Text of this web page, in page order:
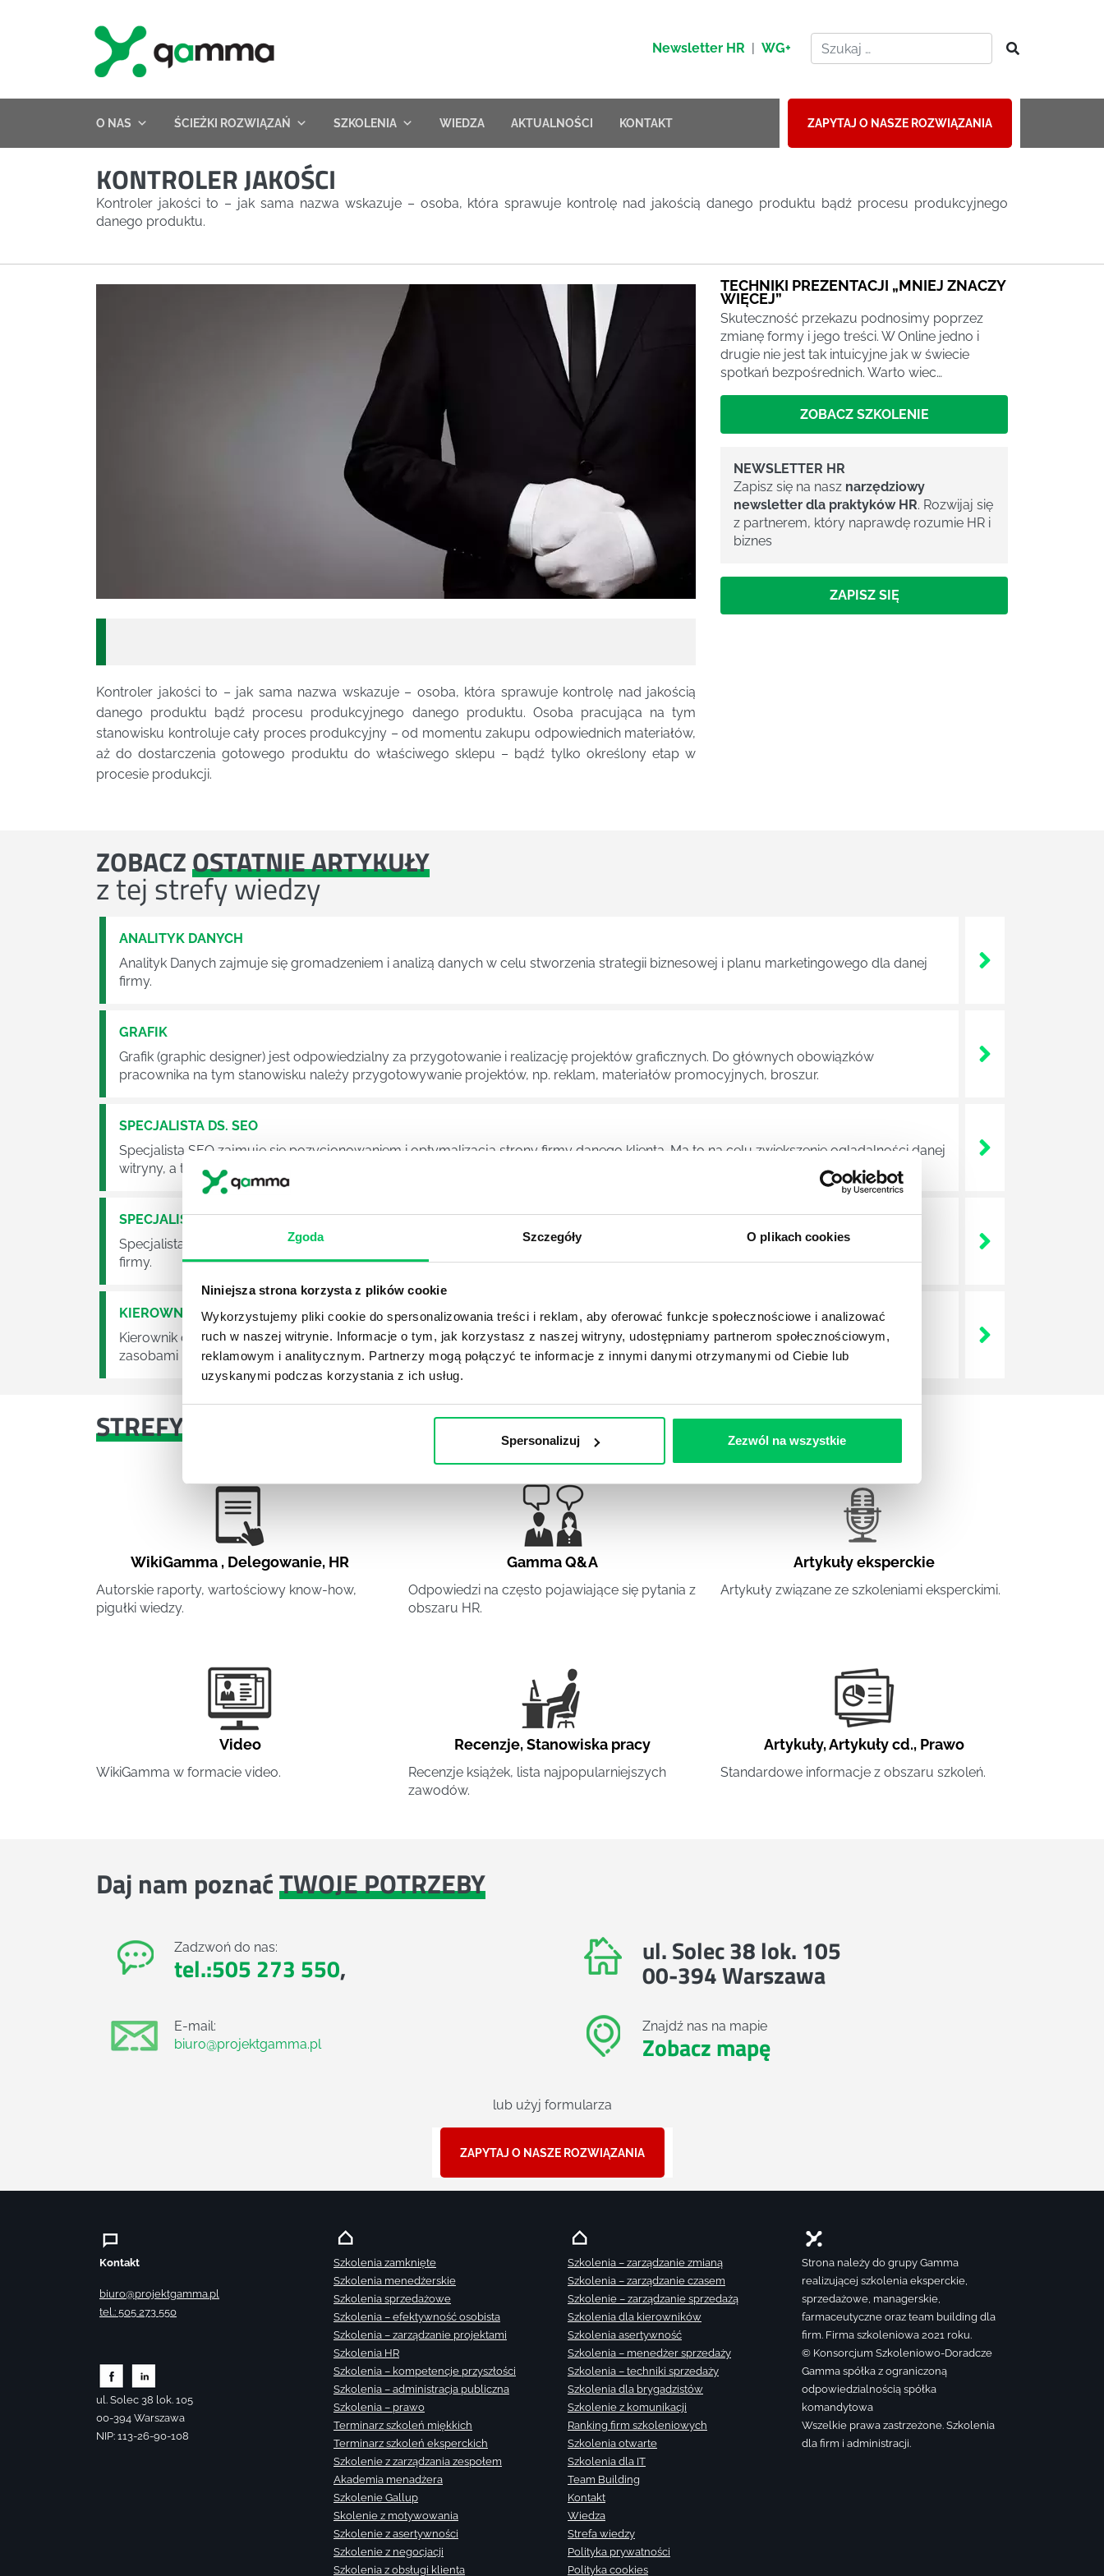
Zgoda Szczegóły O plikach cookies
Niniejsza strona korzysta z plików cookie
Wykorzystujemy pliki cookie do spersonalizowania treści i reklam, aby oferować funkcje społecznościowe i analizować
ruch w naszej witrynie. Informacje o tym, jak korzystasz z naszej witryny, udostępniamy partnerom społecznościowym,
reklamowym i analitycznym. Partnerzy mogą połączyć te informacje z innymi danymi otrzymanymi od Ciebie lub
uzyskanymi podczas korzystania z ich usług.
Spersonalizuj Zezwól na wszystkie
Newsletter HR | WG+
O NAS ŚCIEŻKI ROZWIĄZAŃ SZKOLENIA WIEDZA AKTUALNOŚCI KONTAKT ZAPYTAJ O NASZE ROZWIĄZANIA
KONTROLER JAKOŚCI
Kontroler jakości to – jak sama nazwa wskazuje – osoba, która sprawuje kontrolę nad jakością danego produktu bądź procesu produkcyjnego
danego produktu.
Kontroler jakości to – jak sama nazwa wskazuje – osoba, która sprawuje kontrolę nad jakością
danego produktu bądź procesu produkcyjnego danego produktu. Osoba pracująca na tym
stanowisku kontroluje cały proces produkcyjny – od momentu zakupu odpowiednich materiałów,
aż do dostarczenia gotowego produktu do właściwego sklepu – bądź tylko określony etap w
procesie produkcji.
TECHNIKI PREZENTACJI „MNIEJ ZNACZY
WIĘCEJ”
Skuteczność przekazu podnosimy poprzez
zmianę formy i jego treści. W Online jedno i
drugie nie jest tak intuicyjne jak w świecie
spotkań bezpośrednich. Warto wiec…
ZOBACZ SZKOLENIE
NEWSLETTER HR
Zapisz się na nasz narzędziowy
newsletter dla praktyków HR. Rozwijaj się
z partnerem, który naprawdę rozumie HR i
biznes
ZAPISZ SIĘ
ZOBACZOSTATNIE ARTYKUŁY
z tej strefy wiedzy
ANALITYK DANYCH
Analityk Danych zajmuje się gromadzeniem i analizą danych w celu stworzenia strategii biznesowej i planu marketingowego dla danej
firmy.
GRAFIK
Grafik (graphic designer) jest odpowiedzialny za przygotowanie i realizację projektów graficznych. Do głównych obowiązków
pracownika na tym stanowisku należy przygotowywanie projektów, np. reklam, materiałów promocyjnych, broszur.
SPECJALISTA DS. SEO
Specjalista SEO zajmuje się pozycjonowaniem i optymalizacją strony firmy danego klienta. Ma to na celu zwiększenie oglądalności danej
witryny, a tym samym maksymalizację zysków firmy.
SPECJALISTA DS. SEM
Specjalista SEM to osoba odpowiedzialna za działania marketingowe związane z reklamą i promowaniem witryny internetowej danej
firmy.
KIEROWNIK DS. PERSONALNYCH (HR MANAGER)
Kierownik ds. Personalnych (HR Manager) to osoba zajmująca się nadzorem, kontrolą i planowaniem wszystkich prac związanych z
zasobami ludzkimi w przedsiębiorstwie.
STREFY WIEDZY
WikiGamma , Delegowanie, HR
Autorskie raporty, wartościowy know-how,
pigułki wiedzy.
Gamma Q&A
Odpowiedzi na często pojawiające się pytania z
obszaru HR.
Artykuły eksperckie
Artykuły związane ze szkoleniami eksperckimi.
Video
WikiGamma w formacie video.
Recenzje,Stanowiska pracy
Recenzje książek, lista najpopularniejszych
zawodów.
Artykuły,Artykuły cd., Prawo
Standardowe informacje z obszaru szkoleń.
Daj nam poznaćTWOJE POTRZEBY
Zadzwoń do nas:
tel.:505 273 550,
E-mail:
biuro@projektgamma.pl
ul. Solec 38 lok. 105
00-394 Warszawa
Znajdź nas na mapie
Zobacz mapę
lub użyj formularza
ZAPYTAJ O NASZE ROZWIĄZANIA
Kontakt
biuro@projektgamma.pl
tel.: 505 273 550
ul. Solec 38 lok. 105
00-394 Warszawa
NIP: 113-26-90-108
Szkolenia zamknięte
Szkolenia menedżerskie
Szkolenia sprzedażowe
Szkolenia – efektywność osobista
Szkolenia – zarządzanie projektami
Szkolenia HR
Szkolenia – kompetencje przyszłości
Szkolenia – administracja publiczna
Szkolenia – prawo
Terminarz szkoleń miękkich
Terminarz szkoleń eksperckich
Szkolenie z zarządzania zespołem
Akademia menadżera
Szkolenie Gallup
Skolenie z motywowania
Szkolenie z asertywności
Szkolenie z negocjacji
Szkolenia z obsługi klienta
Szkolenia – zarządzanie zmianą
Szkolenia – zarządzanie czasem
Szkolenie – zarządzanie sprzedażą
Szkolenia dla kierowników
Szkolenia asertywność
Szkolenia – menedżer sprzedaży
Szkolenia – techniki sprzedaży
Szkolenia dla brygadzistów
Szkolenie z komunikacji
Ranking firm szkoleniowych
Szkolenia otwarte
Szkolenia dla IT
Team Building
Kontakt
Wiedza
Strefa wiedzy
Polityka prywatności
Polityka cookies
Strona należy do grupy Gamma
realizującej szkolenia eksperckie,
sprzedażowe, managerskie,
farmaceutyczne oraz team building dla
firm. Firma szkoleniowa 2021 roku.
© Konsorcjum Szkoleniowo-Doradcze
Gamma spółka z ograniczoną
odpowiedzialnością spółka
komandytowa
Wszelkie prawa zastrzeżone. Szkolenia
dla firm i administracji.